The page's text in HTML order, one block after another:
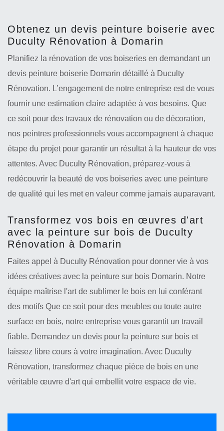
Obtenez un devis peinture boiserie avec
Duculty Rénovation à Domarin
Planifiez la rénovation de vos boiseries en demandant un
devis peinture boiserie Domarin détaillé à Duculty
Rénovation. L’engagement de notre entreprise est de vous
fournir une estimation claire adaptée à vos besoins. Que
ce soit pour des travaux de rénovation ou de décoration,
nos peintres professionnels vous accompagnent à chaque
étape du projet pour garantir un résultat à la hauteur de vos
attentes. Avec Duculty Rénovation, préparez-vous à
redécouvrir la beauté de vos boiseries avec une peinture
de qualité qui les met en valeur comme jamais auparavant.
Transformez vos bois en œuvres d'art
avec la peinture sur bois de Duculty
Rénovation à Domarin
Faites appel à Duculty Rénovation pour donner vie à vos
idées créatives avec la peinture sur bois Domarin. Notre
équipe maîtrise l'art de sublimer le bois en lui conférant
des motifs Que ce soit pour des meubles ou toute autre
surface en bois, notre entreprise vous garantit un travail
fiable. Demandez un devis pour la peinture sur bois et
laissez libre cours à votre imagination. Avec Duculty
Rénovation, transformez chaque pièce de bois en une
véritable œuvre d'art qui embellit votre espace de vie.